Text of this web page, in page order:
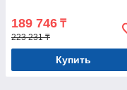
189 746 ₸
223 231 ₸
Купить